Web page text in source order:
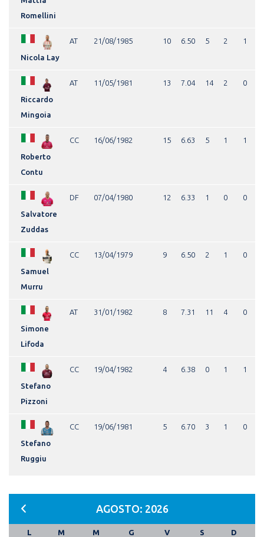
Romellini
Nicola Lay
AT 21/08/1985 10 6.50 5 2 1
Riccardo
Mingoia
AT 11/05/1981 13 7.04 14 2 0
Roberto
Contu
CC 16/06/1982 15 6.63 5 1 1
Salvatore
Zuddas
DF 07/04/1980 12 6.33 1 0 0
Samuel
Murru
CC 13/04/1979 9 6.50 2 1 0
Simone
Lifoda
AT 31/01/1982 8 7.31 11 4 0
Stefano
Pizzoni
CC 19/04/1982 4 6.38 0 1 1
Stefano
Ruggiu
CC 19/06/1981 5 6.70 3 1 0
AGOSTO: 2026
L M M G V S D